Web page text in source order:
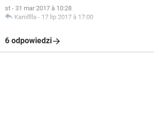
st - 31 mar 2017 à 10:28
Karolllla - 17 lip 2017 à 17:00
6 odpowiedzi